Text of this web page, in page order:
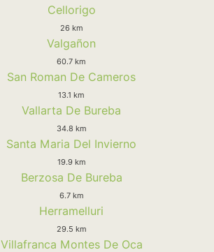
Cellorigo
26 km
Valgañon
60.7 km
San Roman De Cameros
13.1 km
Vallarta De Bureba
34.8 km
Santa Maria Del Invierno
19.9 km
Berzosa De Bureba
6.7 km
Herramelluri
29.5 km
Villafranca Montes De Oca